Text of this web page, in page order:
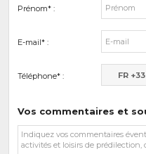
Prénom* :
E-mail* :
Téléphone* : FR +33
Vos commentaires et
Vos
commentaires